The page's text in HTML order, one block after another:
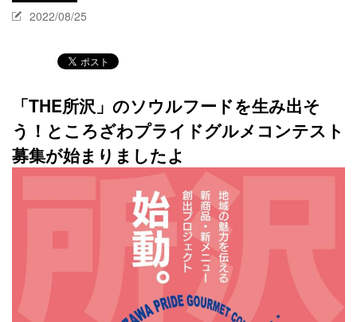
2022/08/25
「THE所沢」のソウルフードを生み出そ
う！ところざわプライドグルメコンテスト
募集が始まりましたよ